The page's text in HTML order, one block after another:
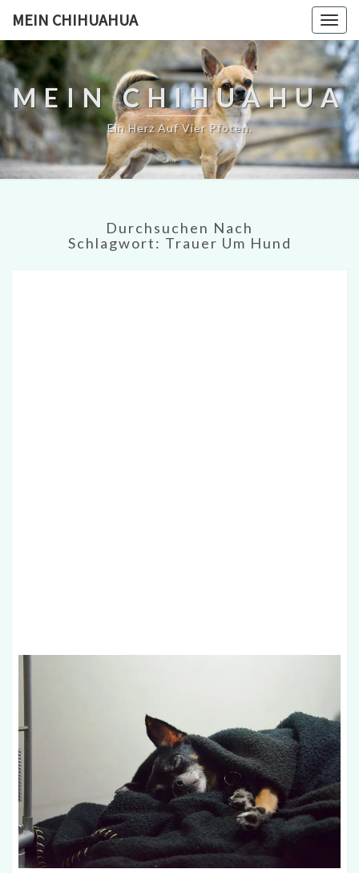
MEIN CHIHUAHUA
MEIN CHIHUAHUA
Ein Herz Auf Vier Pfoten.
Durchsuchen Nach
Schlagwort: Trauer Um Hund